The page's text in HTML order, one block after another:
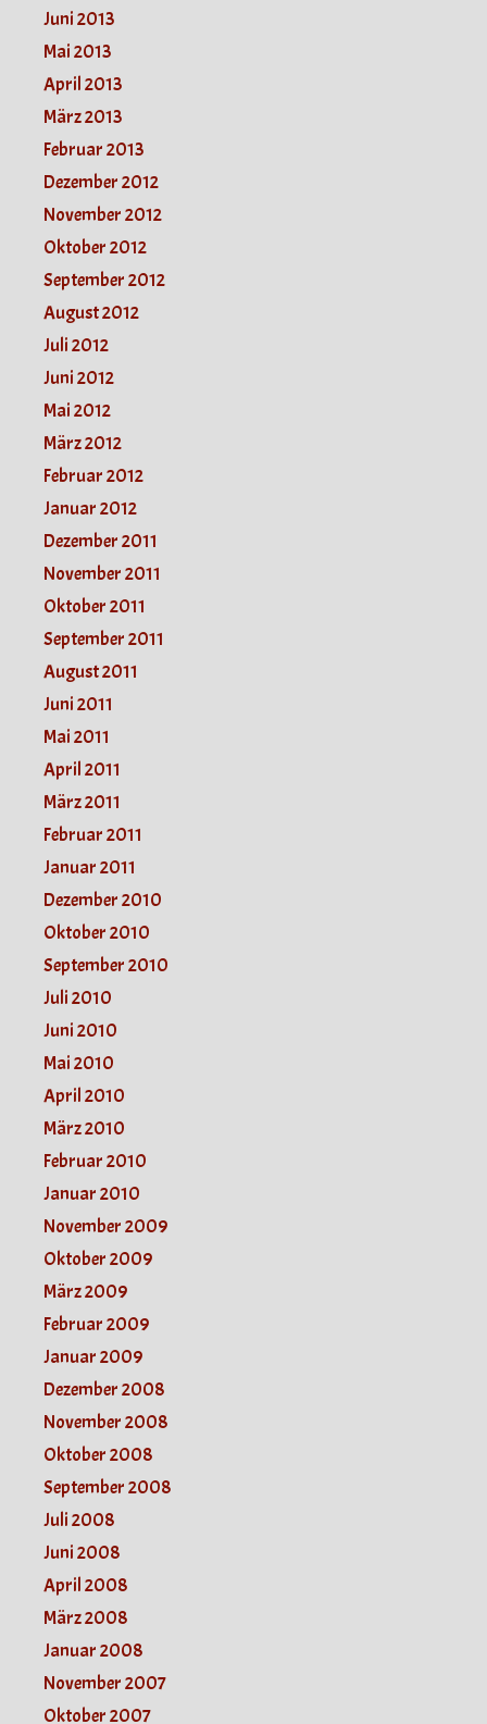
Juni 2013
Mai 2013
April 2013
März 2013
Februar 2013
Dezember 2012
November 2012
Oktober 2012
September 2012
August 2012
Juli 2012
Juni 2012
Mai 2012
März 2012
Februar 2012
Januar 2012
Dezember 2011
November 2011
Oktober 2011
September 2011
August 2011
Juni 2011
Mai 2011
April 2011
März 2011
Februar 2011
Januar 2011
Dezember 2010
Oktober 2010
September 2010
Juli 2010
Juni 2010
Mai 2010
April 2010
März 2010
Februar 2010
Januar 2010
November 2009
Oktober 2009
März 2009
Februar 2009
Januar 2009
Dezember 2008
November 2008
Oktober 2008
September 2008
Juli 2008
Juni 2008
April 2008
März 2008
Januar 2008
November 2007
Oktober 2007